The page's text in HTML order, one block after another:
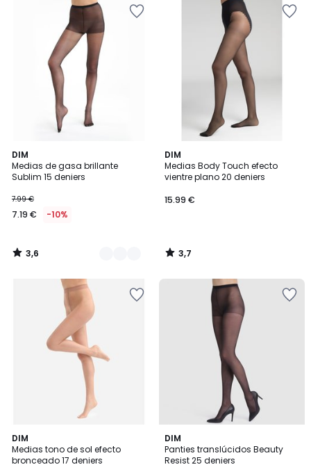
DIM
Medias de gasa brillante
Sublim 15 deniers
7.99 €
7.19 € -10%
3,6
/ 5
2
Colores
3,6
/
DIM
Medias Body Touch efecto
vientre plano 20 deniers
15.99 €
3,7
/ 5
3,7
/
DIM
Medias tono de sol efecto
bronceado 17 deniers
3,6
/ 5
DIM
Panties translúcidos Beauty
Resist 25 deniers
4,4
/ 5